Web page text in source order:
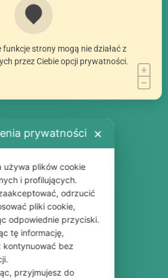
funkcje strony mogą nie działać z
przez Ciebie opcji prywatności.
prywatności ✕
używa plików cookie
i profilujących.
odrzucić
pliki cookie,
odpowiednie przyciski.
tę informację,
kontynuować bez
przyjmujesz do